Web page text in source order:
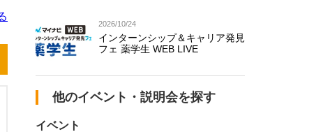
2026/10/24
インターンシップ＆キャリア発見
フェ 薬学生 WEB LIVE
他のイベント・説明会を探す
イベント